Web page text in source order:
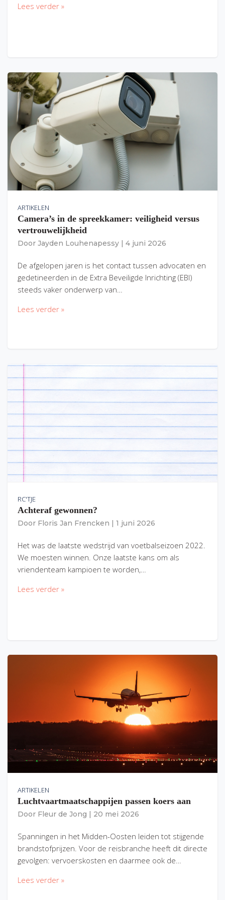
Lees verder »
ARTIKELEN
Camera’s in de spreekkamer: veiligheid versus
vertrouwelijkheid
Door Jayden Louhenapessy 4 juni 2026
De afgelopen jaren is het contact tussen advocaten en
gedetineerden in de Extra Beveiligde Inrichting (EBI)
steeds vaker onderwerp van…
Lees verder »
RC'TJE
Achteraf gewonnen?
Door Floris Jan Frencken 1 juni 2026
Het was de laatste wedstrijd van voetbalseizoen 2022.
We moesten winnen. Onze laatste kans om als
vriendenteam kampioen te worden,…
Lees verder »
ARTIKELEN
Luchtvaartmaatschappijen passen koers aan
Door Fleur de Jong 20 mei 2026
Spanningen in het Midden-Oosten leiden tot stijgende
brandstofprijzen. Voor de reisbranche heeft dit directe
gevolgen: vervoerskosten en daarmee ook de…
Lees verder »